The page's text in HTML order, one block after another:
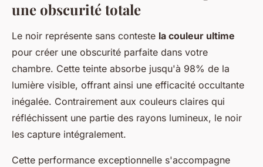
une obscurité totale
Le noir représente sans conteste la couleur ultime
pour créer une obscurité parfaite dans votre
chambre. Cette teinte absorbe jusqu'à 98% de la
lumière visible, offrant ainsi une efficacité occultante
inégalée. Contrairement aux couleurs claires qui
réfléchissent une partie des rayons lumineux, le noir
les capture intégralement.
Cette performance exceptionnelle s'accompagne